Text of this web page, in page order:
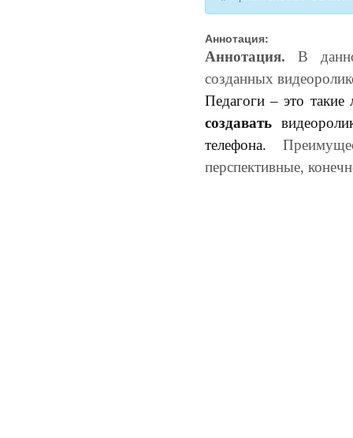
Аннотация:
Аннотация. В
созданных
Педагоги – это
создавать
телефона.
перспективные,